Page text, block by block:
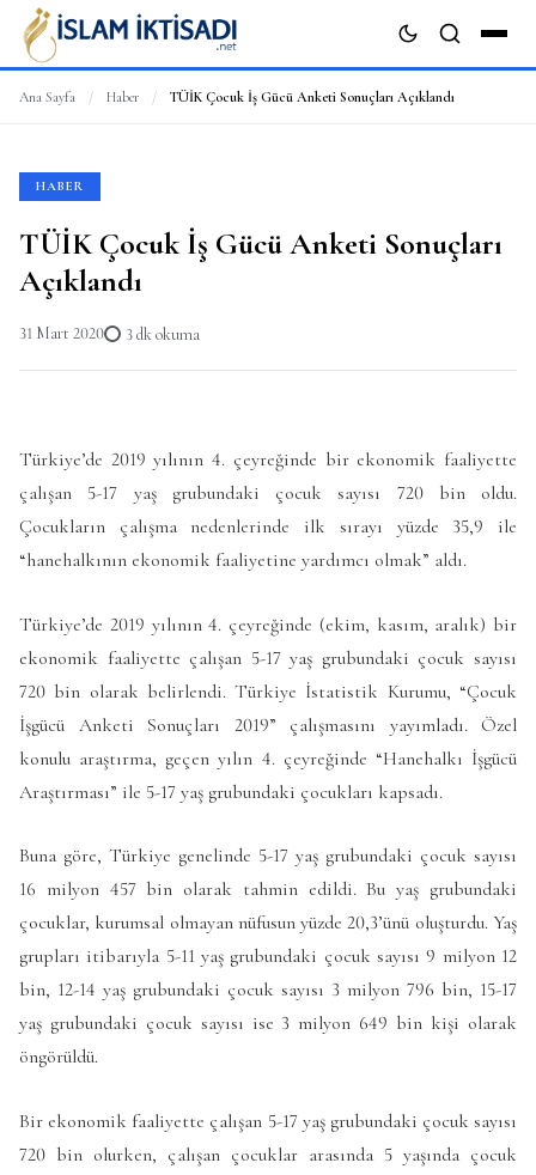
Ana Sayfa / Haber / TÜİK Çocuk İş Gücü Anketi Sonuçları Açıklandı
HABER
TÜİK Çocuk İş Gücü Anketi Sonuçları
Açıklandı
31 Mart 2020 3 dk okuma
Türkiye’de 2019 yılının 4. çeyreğinde bir ekonomik faaliyette
çalışan 5-17 yaş grubundaki çocuk sayısı 720 bin oldu.
Çocukların çalışma nedenlerinde ilk sırayı yüzde 35,9 ile
“hanehalkının ekonomik faaliyetine yardımcı olmak” aldı.
Türkiye’de 2019 yılının 4. çeyreğinde (ekim, kasım, aralık) bir
ekonomik faaliyette çalışan 5-17 yaş grubundaki çocuk sayısı
720 bin olarak belirlendi. Türkiye İstatistik Kurumu, “Çocuk
İşgücü Anketi Sonuçları 2019” çalışmasını yayımladı. Özel
konulu araştırma, geçen yılın 4. çeyreğinde “Hanehalkı İşgücü
Araştırması” ile 5-17 yaş grubundaki çocukları kapsadı.
Buna göre, Türkiye genelinde 5-17 yaş grubundaki çocuk sayısı
16 milyon 457 bin olarak tahmin edildi. Bu yaş grubundaki
çocuklar, kurumsal olmayan nüfusun yüzde 20,3’ünü oluşturdu. Yaş
grupları itibarıyla 5-11 yaş grubundaki çocuk sayısı 9 milyon 12
bin, 12-14 yaş grubundaki çocuk sayısı 3 milyon 796 bin, 15-17
yaş grubundaki çocuk sayısı ise 3 milyon 649 bin kişi olarak
öngörüldü.
Bir ekonomik faaliyette çalışan 5-17 yaş grubundaki çocuk sayısı
720 bin olurken, çalışan çocuklar arasında 5 yaşında çocuk